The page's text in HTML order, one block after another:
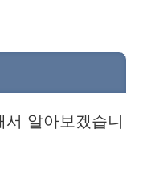
알아보겠습니